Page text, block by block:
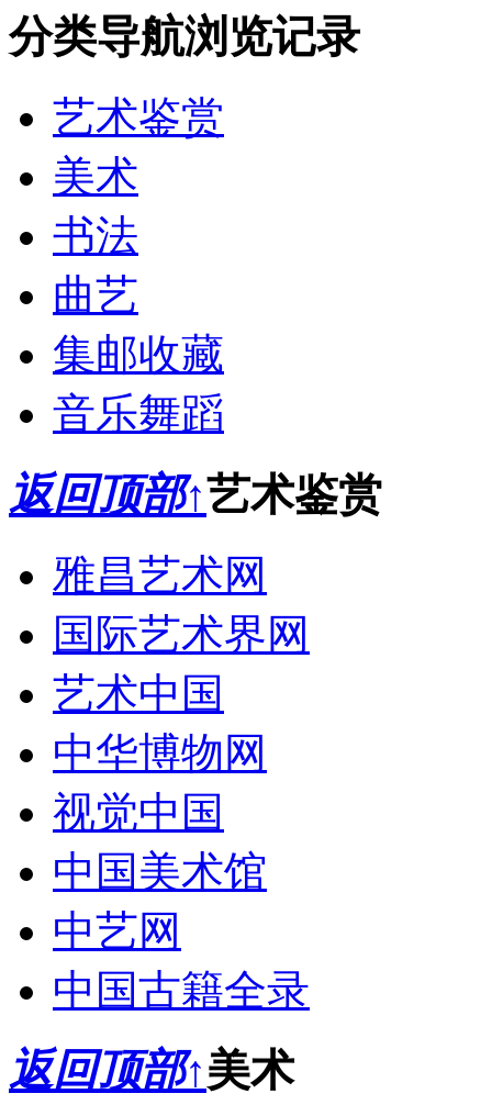
分类导航浏览记录
艺术鉴赏
美术
书法
曲艺
集邮收藏
音乐舞蹈
返回顶部↑艺术鉴赏
雅昌艺术网
国际艺术界网
艺术中国
中华博物网
视觉中国
中国美术馆
中艺网
中国古籍全录
返回顶部↑美术